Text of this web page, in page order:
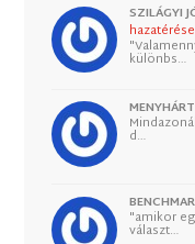
SZILÁGYI
hazatérése
különbs…
d…
"amikor
választ…